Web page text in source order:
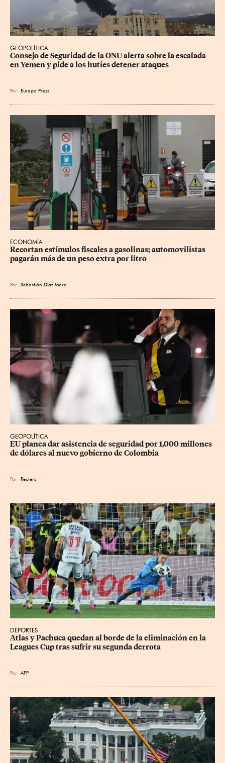
GEOPOLÍTICA
Consejo de Seguridad de la ONU alerta sobre la escalada
en Yemen y pide a los hutíes detener ataques
Por Europa Press
ECONOMÍA
Recortan estímulos fiscales a gasolinas; automovilistas
pagarán más de un peso extra por litro
Por Sebastián Díaz Mora
GEOPOLÍTICA
EU planea dar asistencia de seguridad por 1,000 millones
de dólares al nuevo gobierno de Colombia
Por Reuters
DEPORTES
Atlas y Pachuca quedan al borde de la eliminación en la
Leagues Cup tras sufrir su segunda derrota
Por AFP